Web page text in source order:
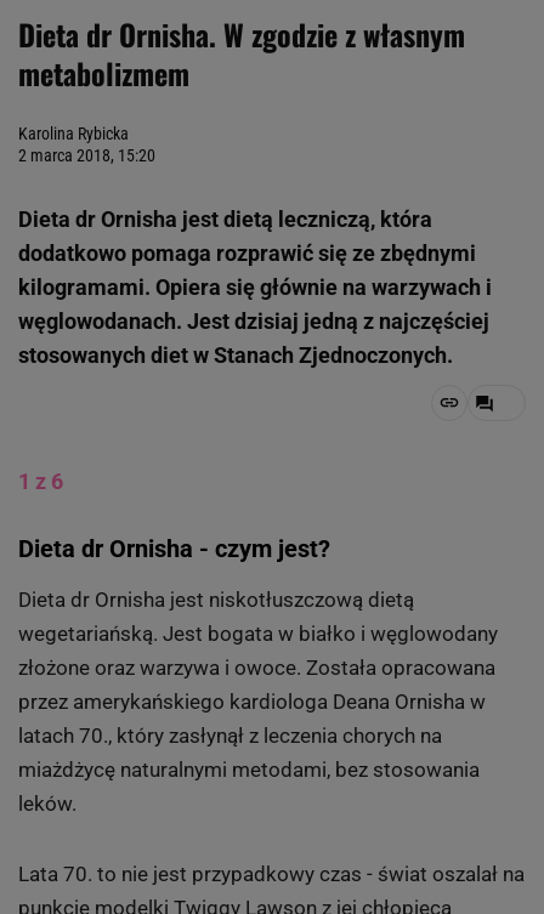
Dieta dr Ornisha. W zgodzie z własnym
metabolizmem
Karolina Rybicka
2 marca 2018, 15:20
Dieta dr Ornisha jest dietą leczniczą, która
dodatkowo pomaga rozprawić się ze zbędnymi
kilogramami. Opiera się głównie na warzywach i
węglowodanach. Jest dzisiaj jedną z najczęściej
stosowanych diet w Stanach Zjednoczonych.
1 z 6
Dieta dr Ornisha - czym jest?
Dieta dr Ornisha jest niskotłuszczową dietą
wegetariańską. Jest bogata w białko i węglowodany
złożone oraz warzywa i owoce. Została opracowana
przez amerykańskiego kardiologa Deana Ornisha w
latach 70., który zasłynął z leczenia chorych na
miażdżycę naturalnymi metodami, bez stosowania
leków.
Lata 70. to nie jest przypadkowy czas - świat oszalał na
punkcie modelki Twiggy Lawson z jej chłopięcą